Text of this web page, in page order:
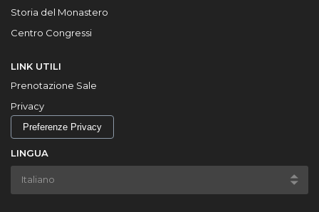
Storia del Monastero
Centro Congressi
LINK UTILI
Prenotazione Sale
Privacy
Preferenze Privacy
LINGUA